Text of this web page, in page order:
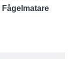
Fågelmatare